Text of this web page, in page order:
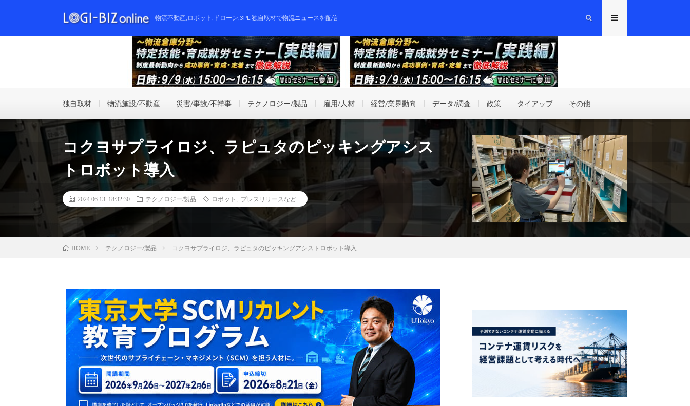
物流不動産,ロボット,ドローン,3PL,独自取材で物流ニュースを配信
独自取材 物流施設/不動産 災害/事故/不祥事 テクノロジー/製品 雇用/人材 経営/業界動向 データ/調査 政策 タイアップ その他
コクヨサプライロジ、ラピュタのピッキングアシス
トロボット導入
2024.06.13 18:32:30 テクノロジー/製品 ロボット プレスリリースなど
HOME テクノロジー/製品 コクヨサプライロジ、ラピュタのピッキングアシストロボット導入